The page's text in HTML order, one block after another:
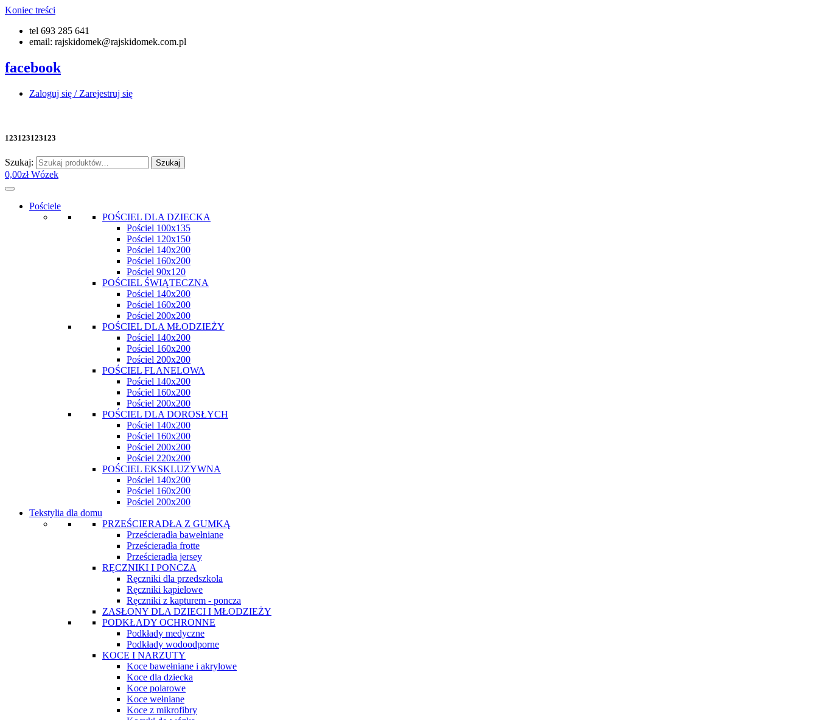
Koniec treści
tel 693 285 641
email: rajskidomek@rajskidomek.com.pl
facebook
Zaloguj się / Zarejestruj się
123123123123
Szukaj: Szukaj
0,00zł Wózek
Pościele
POŚCIEL DLA DZIECKA
Pościel 100x135
Pościel 120x150
Pościel 140x200
Pościel 160x200
Pościel 90x120
POŚCIEL ŚWIĄTECZNA
Pościel 140x200
Pościel 160x200
Pościel 200x200
POŚCIEL DLA MŁODZIEŻY
Pościel 140x200
Pościel 160x200
Pościel 200x200
POŚCIEL FLANELOWA
Pościel 140x200
Pościel 160x200
Pościel 200x200
POŚCIEL DLA DOROSŁYCH
Pościel 140x200
Pościel 160x200
Pościel 200x200
Pościel 220x200
POŚCIEL EKSKLUZYWNA
Pościel 140x200
Pościel 160x200
Pościel 200x200
Tekstylia dla domu
PRZEŚCIERADŁA Z GUMKĄ
Prześcieradła bawełniane
Prześcieradła frotte
Prześcieradła jersey
RĘCZNIKI I PONCZA
Ręczniki dla przedszkola
Ręczniki kąpielowe
Ręczniki z kapturem - poncza
ZASŁONY DLA DZIECI I MŁODZIEŻY
PODKŁADY OCHRONNE
Podkłady medyczne
Podkłady wodoodporne
KOCE I NARZUTY
Koce bawełniane i akrylowe
Koce dla dziecka
Koce polarowe
Koce wełniane
Koce z mikrofibry